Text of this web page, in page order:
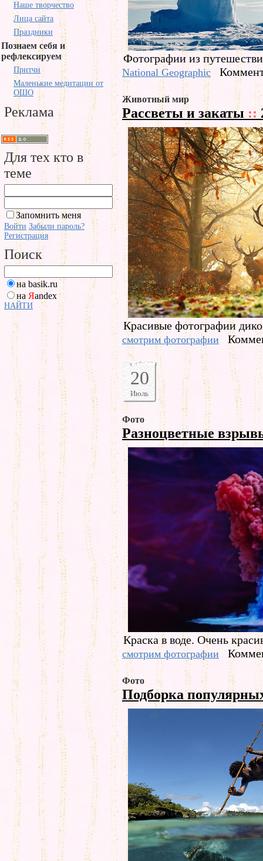
Наше творчество
Лица сайта
Праздники
Познаем себя и
рефлексируем
Притчи
Маленькие медитации от
ОШО
Реклама
Для тех кто в
теме
Запомнить меня
Войти Забыли пароль?
Регистрация
Поиск
на basik.ru
на Яandex
НАЙТИ
Фотографии из
National Geographic
Животный мир
Рассветы и закаты ::
Красивые фотографии
смотрим фотографии
20
Июль
Фото
Разноцветные
Краска в воде. Очень
смотрим фотографии
Фото
Подборка